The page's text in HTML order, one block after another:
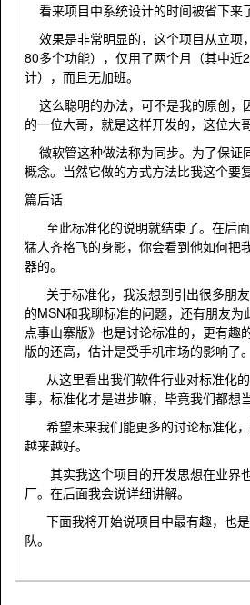
看来项目中系统设计的时间被省下来
效果是非常明显的，这个项目从立项
80多个功能），仅用了两个月（其中近
计），而且无加班。
这么聪明的办法，可不是我的原创，
的一位大哥，就是这样开发的，这位大
微软管这种做法称为同步。为了保证
概念。当然它做的方式方法比我这个要
篇后话
至此标准化的说明就结束了。在后
猛人齐格飞的身影，你会看到他如何把
器的。
关于标准化，我没想到引出很多朋
的MSN和我聊标准的问题，还有朋友
点事山寨版》也是讨论标准的，更有趣
版的还高，估计是受手机市场的影响了。
从这里看出我们软件行业对标准化
事，标准化才是进步嘛，毕竟我们都想
希望未来我们能更多的讨论标准化
越来越好。
其实我这个项目的开发思想在业界
厂。在后面我会说详细讲解。
下面我将开始说项目中最有趣，也
队。